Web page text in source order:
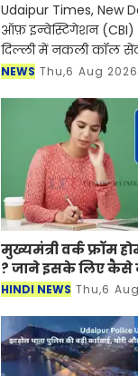
Udaipur Times, New
ऑफ़ इन्वेस्टिगेशन
दिल्ली में नकली कॉल
ज़रिए चल रहे एक बड़े
NEWS Thu,6 Aug 2026
मुख्यमंत्री वर्क फ्रॉम
? जाने इसके लिए
HINDI NEWS Thu,6